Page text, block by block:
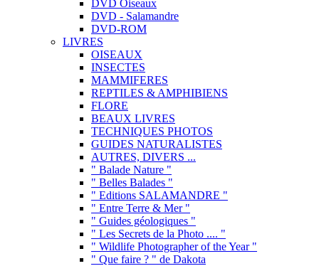
DVD Oiseaux
DVD - Salamandre
DVD-ROM
LIVRES
OISEAUX
INSECTES
MAMMIFERES
REPTILES & AMPHIBIENS
FLORE
BEAUX LIVRES
TECHNIQUES PHOTOS
GUIDES NATURALISTES
AUTRES, DIVERS ...
" Balade Nature "
" Belles Balades "
" Editions SALAMANDRE "
" Entre Terre & Mer "
" Guides géologiques "
" Les Secrets de la Photo .... "
" Wildlife Photographer of the Year "
" Que faire ? " de Dakota